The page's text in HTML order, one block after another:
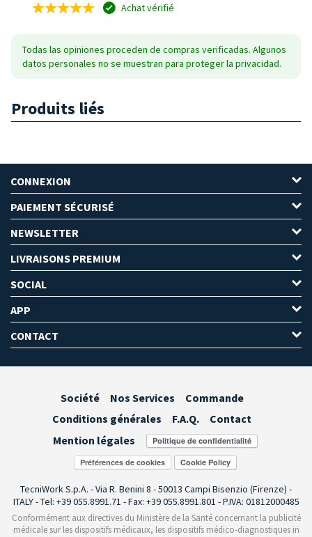
Achat vérifié
Todas las opiniones proceden de compras verificadas. Algunos
datos personales no se muestran para proteger la privacidad.
Produits liés
CONNEXION
PAIEMENT SÉCURISÉ
NEWSLETTER
LIVRAISONS PREMIUM
SOCIAL
APP
CONTACT
Société Nos Services
Commande
Conditions générales
F.A.Q.
Contact
Mention légales
Préférences de cookies
TecniWork S.p.A. - Via R. Benini 8 - 50013 Campi Bisenzio (Firenze) -
ITALY - Tel: +39 055.8991.71 - Fax: +39 055.8991.801 - P.IVA: 01812000485
Conformément aux directives du Ministère de la Santé concernant la publicité
médicale sur les dispositifs médicaux, les dispositifs médico-diagnostiques in